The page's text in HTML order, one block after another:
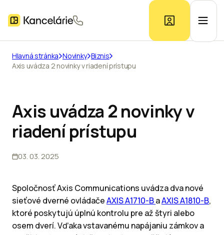
Ponuka kancelárií
Prieskum trhu
Kontakt
Hlavná stránka Novinky Biznis
Axis uvádza 2 novinky v riadení prístupu
Axis uvádza 2 novinky v
riadení prístupu
03. 03. 2025
Spoločnosť Axis Communications uvádza dva nové
sieťové dverné ovládačeAXIS A1710-BaAXIS A1810-B,
ktoré poskytujú úplnú kontrolu pre až štyri alebo
osem dverí. Vďaka vstavanému napájaniu zámkov a